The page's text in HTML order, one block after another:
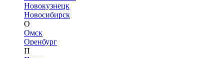
Новокузнецк
Новосибирск
О
Омск
Оренбург
П